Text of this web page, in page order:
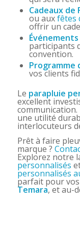
Cadeaux de
ou auxfêtes
offrir un
Événements
participants
convention.
Programme
vos clients
Le parapluie
excellent
une utilité
interlocuteurs
Prêt à faire
marque ?
Explorez notre
personnalisés
personnalisés
parfait pour
Temara, et au-